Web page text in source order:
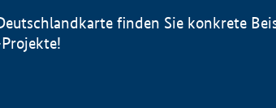
finden Sie konkrete